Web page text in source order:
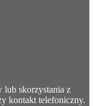
lub skorzystania z
kontakt telefoniczny.